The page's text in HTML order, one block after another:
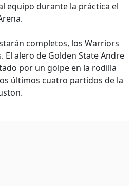
equipo durante la práctica el
completos, los Warriors
El alero de Golden State Andre
por un golpe en la rodilla
últimos cuatro partidos de la